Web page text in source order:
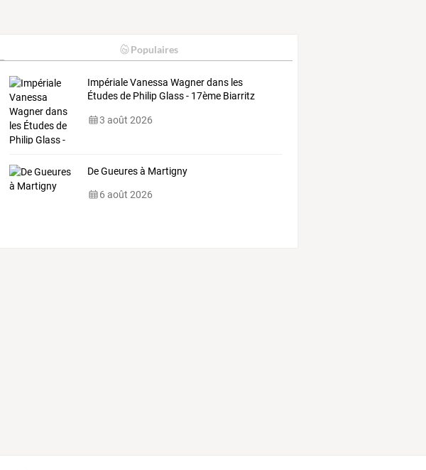
Populaires
ImpérialeVanessa Wagnerdans les
Étudesde PhilipGlass- 17ème Biarritz
3 août 2026
De Gueures à Martigny
6 août 2026